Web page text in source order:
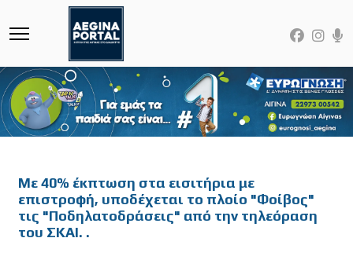
Με 40% έκπτωση στα εισιτήρια με
επιστροφή, υποδέχεται το πλοίο "Φοίβος"
τις "Ποδηλατοδράσεις" από την τηλεόραση
του ΣΚΑΙ. .